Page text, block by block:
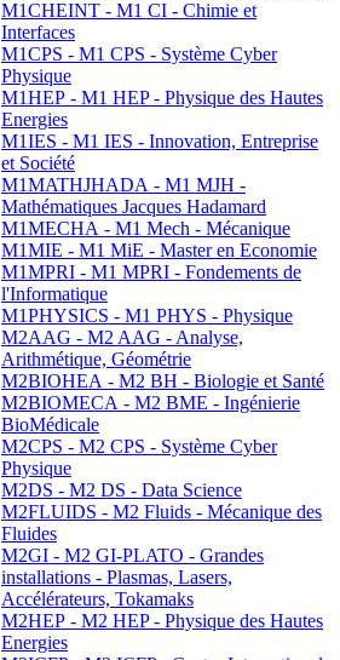
M1CHEINT - M1 CI - Chimie et
Interfaces
M1CPS - M1 CPS - Système Cyber
Physique
M1HEP - M1 HEP - Physique des Hautes
Energies
M1IES - M1 IES - Innovation, Entreprise
et Société
M1MATHJHADA - M1 MJH -
Mathématiques Jacques Hadamard
M1MECHA - M1 Mech - Mécanique
M1MIE - M1 MiE - Master en Economie
M1MPRI - M1 MPRI - Fondements de
l'Informatique
M1PHYSICS - M1 PHYS - Physique
M2AAG - M2 AAG - Analyse,
Arithmétique, Géométrie
M2BIOHEA - M2 BH - Biologie et Santé
M2BIOMECA - M2 BME - Ingénierie
BioMédicale
M2CPS - M2 CPS - Système Cyber
Physique
M2DS - M2 DS - Data Science
M2FLUIDS - M2 Fluids - Mécanique des
Fluides
M2GI - M2 GI-PLATO - Grandes
installations - Plasmas, Lasers,
Accélérateurs, Tokamaks
M2HEP - M2 HEP - Physique des Hautes
Energies